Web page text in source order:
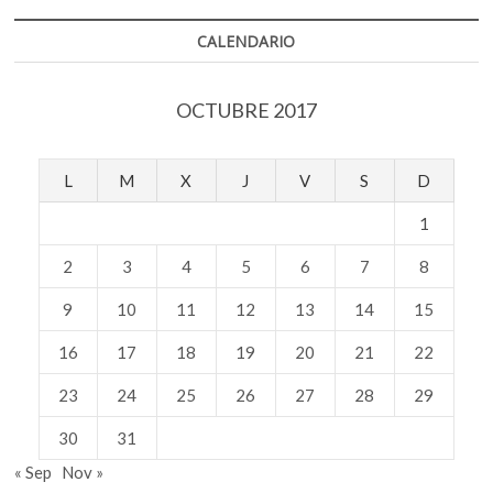
CALENDARIO
OCTUBRE 2017
L M X J V S D
1
2 3 4 5 6 7 8
9 10 11 12 13 14 15
16 17 18 19 20 21 22
23 24 25 26 27 28 29
30
31
« Sep
Nov »